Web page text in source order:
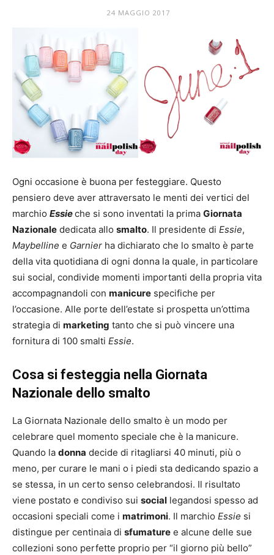
Mania
24 MAGGIO 2017
Ogni occasione è buona per festeggiare. Questo
pensiero deve aver attraversato le menti dei vertici del
marchio Essieche si sono inventati la prima Giornata
Nazionale dedicata allo smalto. Il presidente di Essie,
Maybelline e Garnier ha dichiarato che lo smalto è parte
della vita quotidiana di ogni donna la quale, in particolare
sui social, condivide momenti importanti della propria vita
accompagnandoli con manicure specifiche per
l’occasione. Alle porte dell’estate si prospetta un’ottima
strategia di marketing tanto che si può vincere una
fornitura di 100 smalti Essie.
Cosa si festeggia nella Giornata
Nazionale dello smalto
La Giornata Nazionale dello smalto è un modo per
celebrare quel momento speciale che è la manicure.
Quando la donna decide di ritagliarsi 40 minuti, più o
meno, per curare le mani o i piedi sta dedicando spazio a
se stessa, in un certo senso celebrandosi. Il risultato
viene postato e condiviso sui social legandosi spesso ad
occasioni speciali come i matrimoni. Il marchio Essie si
distingue per centinaia di sfumature e alcune delle sue
collezioni sono perfette proprio per “il giorno più bello”